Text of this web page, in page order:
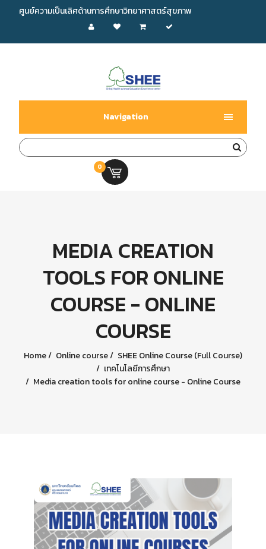
ศูนย์ความเป็นเลิศด้านการศึกษาวิทยาศาสตร์สุขภาพ
Navigation
0
MEDIA CREATION
TOOLS FOR ONLINE
COURSE - ONLINE
COURSE
Home Online course
SHEE Online Course (Full Course)
เทคโนโลยีการศึกษา
Media creation tools for online course - Online Course